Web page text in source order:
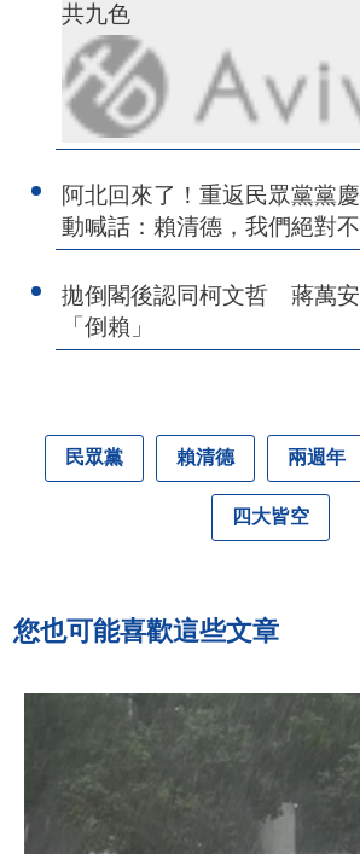
共九色
阿北回來了！重返民眾黨黨
動喊話：賴清德，我們絕對不
拋倒閣後認同柯文哲 蔣萬
「倒賴」
民眾黨 賴清德 兩週年
四大皆空
您也可能喜歡這些文章